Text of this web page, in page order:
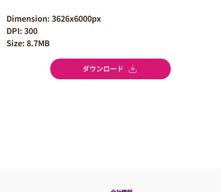
Dimension: 3626x6000px
DPI: 300
Size: 8.7MB
ダウンロード